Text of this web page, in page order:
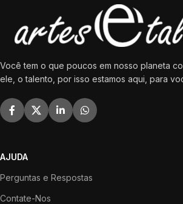
Você tem o que poucos em nosso planeta
ele, o talento, por isso estamos aqui, para
AJUDA
Perguntas e Respostas
Contate-Nos